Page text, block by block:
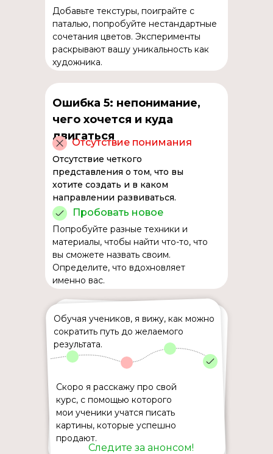
Добавьте текстуры, поиграйте с
паталью, попробуйте нестандартные
сочетания цветов. Эксперименты
раскрывают вашу уникальность как
художника.
Следите за анонсом!
Скоро я расскажу про свой
курс, с помощью которого
мои ученики учатся писать
картины, которые успешно
продают.
Обучая учеников, я вижу, как можно
сократить путь до желаемого
результата.
Попробуйте разные техники и
материалы, чтобы найти что-то, что
вы сможете назвать своим.
Определите, что вдохновляет
именно вас.
Пробовать новое
Отсутствие понимания
Отсутствие четкого
представления о том, что вы
хотите создать и в каком
направлении развиваться.
Ошибка 5: непонимание,
чего хочется и куда
двигаться